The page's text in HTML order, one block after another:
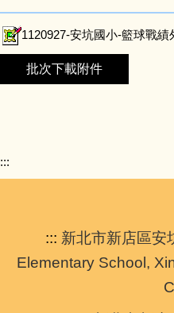
1120927-安坑國小-籃球戰
批次下載附件
:::
::: 新北市新店區
Elementary School,